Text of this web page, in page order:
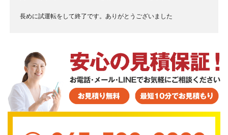
長めに試運転をして終了です。ありがとうございました